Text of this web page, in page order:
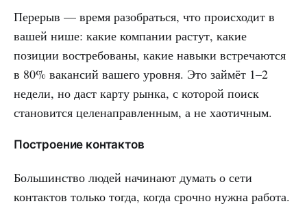
Перерыв — время разобраться, что происходит в
вашей нише: какие компании растут, какие
позиции востребованы, какие навыки встречаются
в 80% вакансий вашего уровня. Это займёт 1–2
недели, но даст карту рынка, с которой поиск
становится целенаправленным, а не хаотичным.
Построение контактов
Большинство людей начинают думать о сети
контактов только тогда, когда срочно нужна работа.